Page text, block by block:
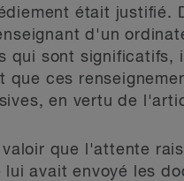
était justifié.
d'un
qui sont
que ces
en vertu de
que l'attente
avait envoyé les